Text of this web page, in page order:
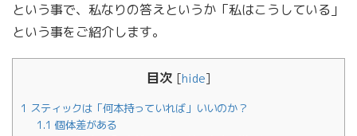
という事で、私なりの答えというか「私はこうしている」
という事をご紹介します。
目次 [hide]
1 スティックは「何本持っていれば」いいのか？
1.1 個体差がある